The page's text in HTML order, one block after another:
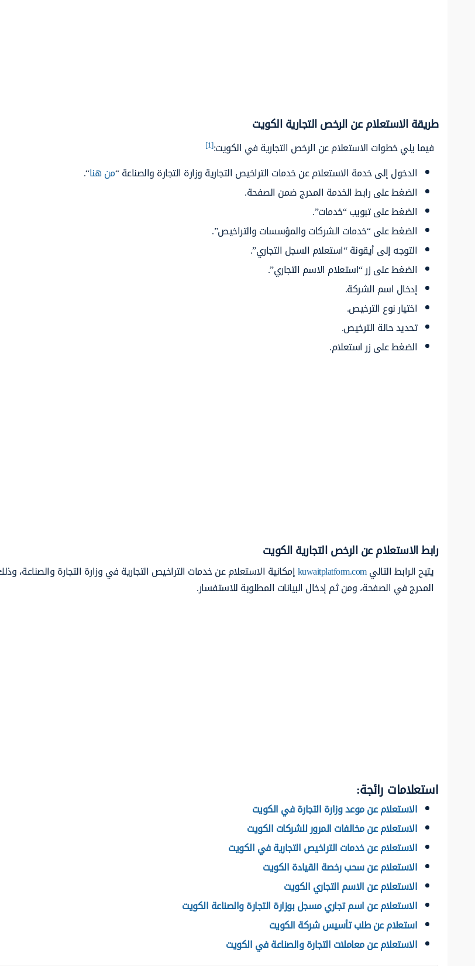
طريقة الاستعلام عن الرخص التجارية الكويت
فيما يلي خطوات الاستعلام عن الرخص التجارية في الكويت:[1]
الدخول إلى خدمة الاستعلام عن خدمات التراخيص التجارية وزارة التجارة والصناعة “من هنا“.
الضغط على رابط الخدمة المدرج ضمن الصفحة.
الضغط على تبويب “خدمات”.
الضغط على “خدمات الشركات والمؤسسات والتراخيص”.
التوجه إلى أيقونة “استعلام السجل التجاري”.
الضغط على زر “استعلام الاسم التجاري”.
إدخال اسم الشركة.
اختيار نوع الترخيص.
تحديد حالة الترخيص.
الضغط على زر استعلام.
رابط الاستعلام عن الرخص التجارية الكويت
يتيح الرابط التاليkuwaitplatform.comإمكانية الاستعلام عن خدمات التراخيص التجارية في وزارة التجارة والصناعة،
المدرج في الصفحة، ومن ثم إدخال البيانات المطلوبة للاستفسار.
استعلامات رائجة:
الاستعلام عن موعد وزارة التجارة في الكويت
الاستعلام عن مخالفات المرور للشركات الكويت
الاستعلام عن خدمات التراخيص التجارية في الكويت
الاستعلام عن سحب رخصة القيادة الكويت
الاستعلام عن الاسم التجاري الكويت
الاستعلام عن اسم تجاري مسجل بوزارة التجارة والصناعة الكويت
استعلام عن طلب تأسيس شركة الكويت
الاستعلام عن معاملات التجارة والصناعة في الكويت